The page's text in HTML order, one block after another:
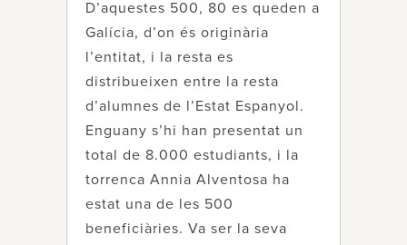
D’aquestes 500, 80 es queden a
Galícia, d’on és originària
l’entitat, i la resta es
distribueixen entre la resta
d’alumnes de l’Estat Espanyol.
Enguany s’hi han presentat un
total de 8.000 estudiants, i la
torrenca Annia Alventosa ha
estat una de les 500
beneficiàries. Va ser la seva